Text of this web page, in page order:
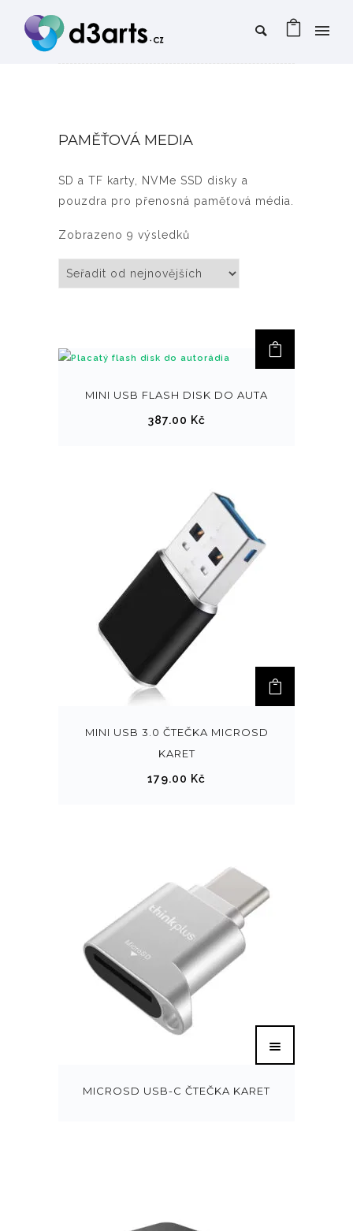
PAMĚŤOVÁ MEDIA
SD a TF karty, NVMe SSD disky a
pouzdra pro přenosná paměťová média.
Zobrazeno 9 výsledků
MINI USB FLASH DISK DO AUTA
387.00 Kč
MINI USB 3.0 ČTEČKA MICROSD
KARET
179.00 Kč
MICROSD USB-C ČTEČKA KARET